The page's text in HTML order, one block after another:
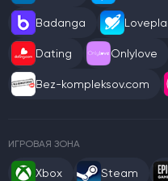
Badanga
Dating Onlylove
Bez-kompleksov.com
ИГРОВАЯ ЗОНА
Xbox Steam